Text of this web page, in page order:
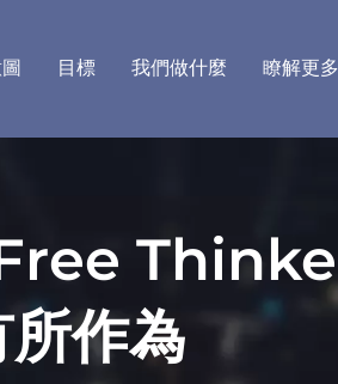
目標 我們做什麼 瞭解更
Free
所作為